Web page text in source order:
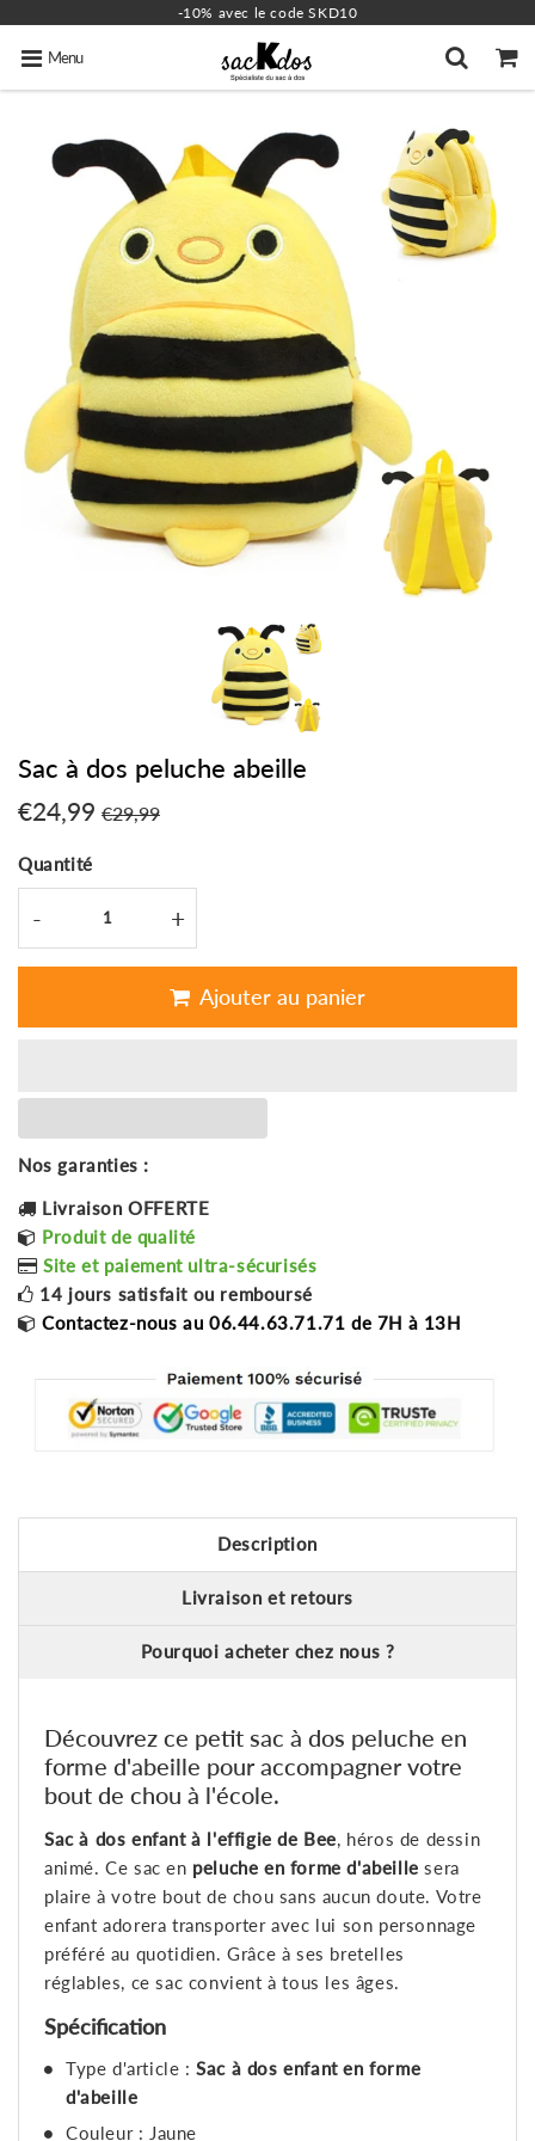
-10% avec le code SKD10
Menu
Sac à dos peluche abeille
€24,99 €29,99
price
Quantité
- +
Ajouter au panier
Nos garanties :
Livraison OFFERTE
Produit de qualité
Site et paiement ultra-sécurisés
14 jours satisfait ou remboursé
Contactez-nous au 06.44.63.71.71 de 7H à 13H
Description
Livraison et retours
Pourquoi acheter chez nous ?
Découvrez ce petit sac à dos peluche en
forme d'abeille pour accompagner votre
bout de chou à l'école.
Sac à dos enfant à l'effigie de Bee, héros de dessin
animé. Ce sac en peluche en forme d'abeille sera
plaire à votre bout de chou sans aucun doute. Votre
enfant adorera transporter avec lui son personnage
préféré au quotidien. Grâce à ses bretelles
réglables, ce sac convient à tous les âges.
Spécification
Type d'article :Sac à dos enfant en forme
d'abeille
Couleur : Jaune